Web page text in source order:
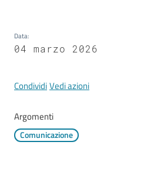
C
a
L
a
R
Data:
04 marzo 2026
CondividiVedi azioni
Argomenti
Comunicazione